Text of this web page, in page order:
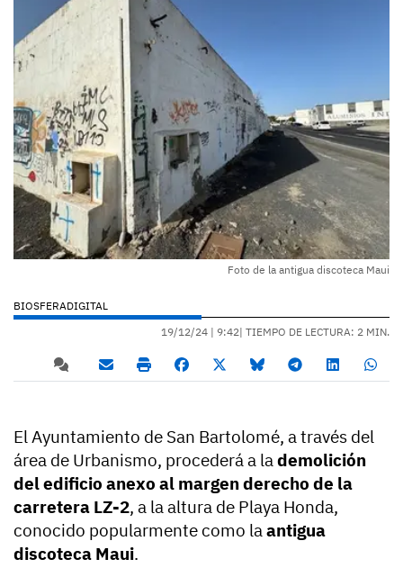
Foto de la antigua discoteca Maui
BIOSFERADIGITAL
19/12/24 | 9:42| TIEMPO DE LECTURA: 2 MIN.
El Ayuntamiento de San Bartolomé, a través del
área de Urbanismo, procederá a la demolición
del edificio anexo al margen derecho de la
carretera LZ-2, a la altura de Playa Honda,
conocido popularmente como la antigua
discoteca Maui.